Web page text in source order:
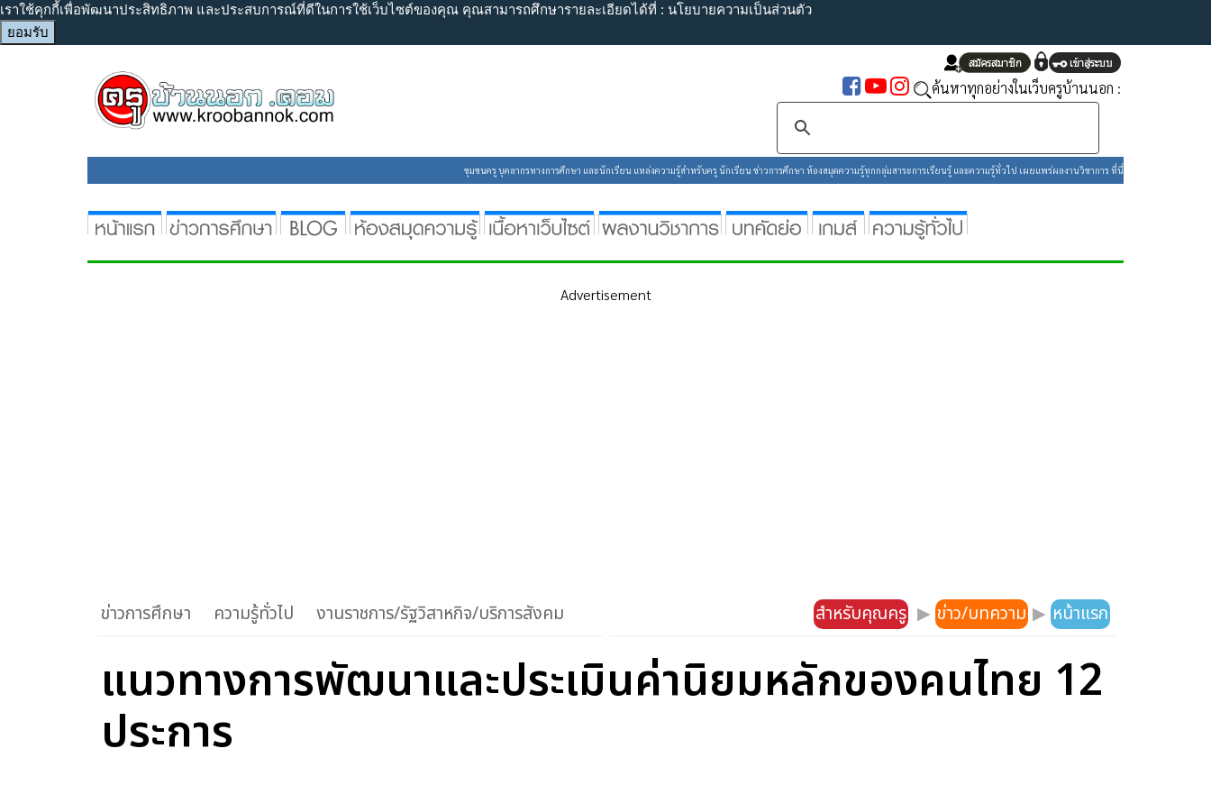
เราใช้คุกกี้เพื่อพัฒนาประสิทธิภาพ และประสบการณ์ที่ดีในการใช้เว็บไซต์ของคุณ คุณสามารถศึกษารายละเอียดได้ที่ : นโยบายความเป็นส่วนตัว
ยอมรับ
ค้นหาทุกอย่างในเว็บครูบ้านนอก :
ชุมชนครู บุคลากรทางการศึกษา และนักเรียน แหล่งความรู้สำหรับครู นักเรียน ข่าวการศึกษา ห้องสมุดความรู้ทุกกลุ่มสาระการเรียนรู้ และความรู้ทั่วไป เผยแพร่ผลงานวิชาการ ที่นี่
Advertisement
ข่าวการศึกษา ความรู้ทั่วไป งานราชการ/รัฐวิสาหกิจ/บริการสังคม สำหรับคุณครู ▶ ข่าว/บทความ ▶ หน้าแรก
แนวทางการพัฒนาและประเมินค่านิยมหลักของคนไทย 12
ประการ